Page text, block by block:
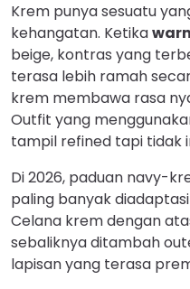
Krem punya sesuatu
kehangatan. Ketika
beige, kontras yang
terasa lebih ramah
krem membawa rasa
Outfit yang
tampil refined tapi tidak
Di 2026, paduan navy-
paling banyak
Celana krem dengan
sebaliknya ditambah
lapisan yang terasa